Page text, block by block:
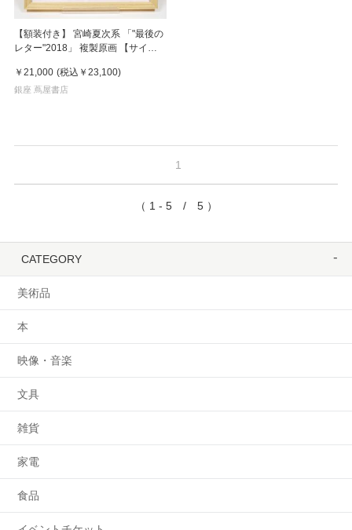
【額装付き】 宮崎夏次系 「"最後の
レター"2018」 複製原画 【サイン
￥21,000 (税込 ￥23,100)
銀座 蔦屋書店
1
（ 1 - 5 / 5 ）
CATEGORY
美術品
本
映像・音楽
文具
雑貨
家電
食品